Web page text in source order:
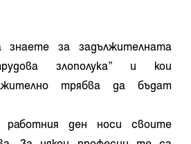
знаете за задължителната
злополука” и кои
трябва да бъдат
работния ден носи своите